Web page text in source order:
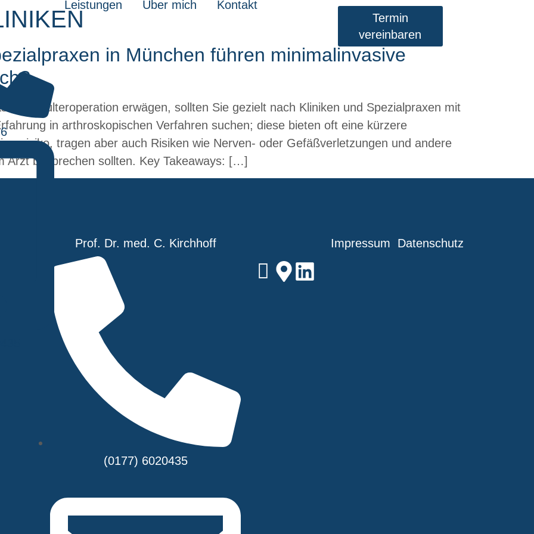
Leistungen Über mich
Kontakt
Termin
vereinbaren
in München führen minimalinvasive
Schulteroperation erwägen, sollten Sie gezielt nach Kliniken und Spezialpraxen mit
in arthroskopischen Verfahren suchen; diese bieten oft eine kürzere
tragen aber auch Risiken wie Nerven- oder Gefäßverletzungen und andere
Arzt besprechen sollten. Key Takeaways: […]
Prof. Dr. med. C. Kirchhoff
(0177) 6020435
Impressum Datenschutz